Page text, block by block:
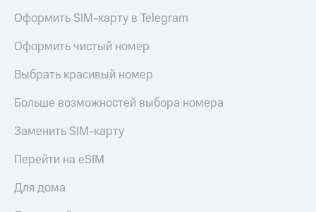
Оформить SIM-карту в Telegram
Оформить чистый номер
Выбрать красивый номер
Больше возможностей выбора номера
Заменить SIM-карту
Перейти на eSIM
Для дома